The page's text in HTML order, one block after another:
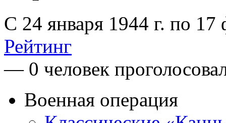
С 24 января 1944 г. по 17
Рейтинг
— 0 человек
Военная операция